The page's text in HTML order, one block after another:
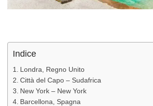
Indice
Londra, Regno Unito
Città del Capo – Sudafrica
New York – New York
Barcellona, Spagna